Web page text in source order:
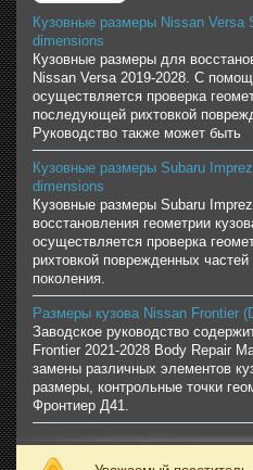
Кузовные размеры Nissan Versa
dimensions
Кузовные размеры для
Nissan Versa 2019-2028. С
осуществляется проверка
последующей рихтовкой
Руководство также может быть
Кузовные размеры Subaru
dimensions
Кузовные размеры Subaru
восстановления геометрии
осуществляется проверка
рихтовкой поврежденных
поколения.
Размеры кузова Nissan Frontier
Заводское руководство
Frontier 2021-2028 Body Repair
замены различных элементов
размеры, контрольные точки
Фронтиер Д41.